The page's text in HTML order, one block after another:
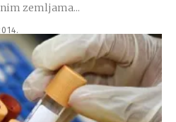
zemljama...